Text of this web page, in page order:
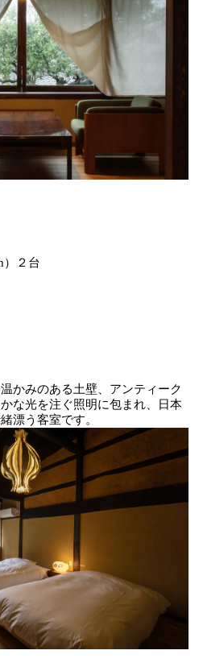
）２台
かみのある土壁、アンティーク
な光を注ぐ照明に包まれ、日本
漂う客室です。